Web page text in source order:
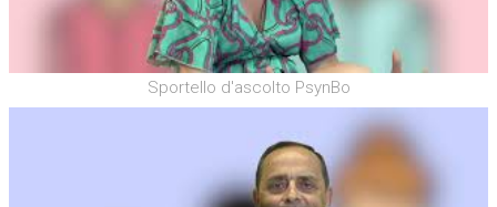
Sportello d'ascolto PsynBo